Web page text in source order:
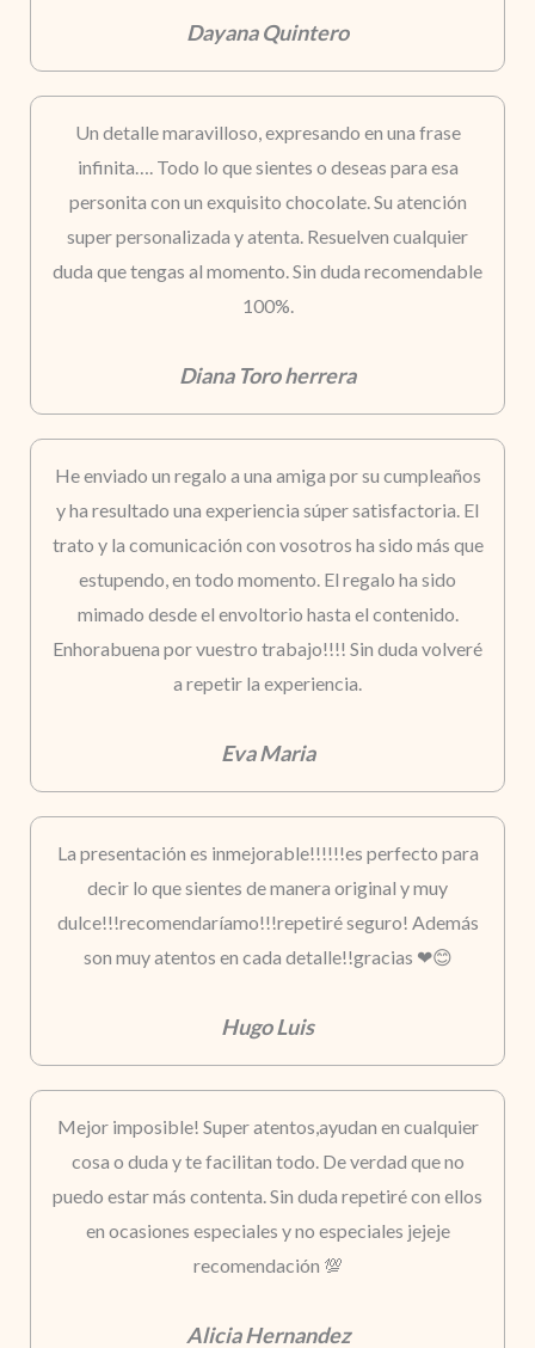
Dayana Quintero
Un detalle maravilloso, expresando en una frase
infinita…. Todo lo que sientes o deseas para esa
personita con un exquisito chocolate. Su atención
super personalizada y atenta. Resuelven cualquier
duda que tengas al momento. Sin duda recomendable
100%.
Diana Toro herrera
He enviado un regalo a una amiga por su cumpleaños
y ha resultado una experiencia súper satisfactoria. El
trato y la comunicación con vosotros ha sido más que
estupendo, en todo momento. El regalo ha sido
mimado desde el envoltorio hasta el contenido.
Enhorabuena por vuestro trabajo!!!! Sin duda volveré
a repetir la experiencia.
Eva Maria
La presentación es inmejorable!!!!!!es perfecto para
decir lo que sientes de manera original y muy
dulce!!!recomendaríamo!!!repetiré seguro! Además
son muy atentos en cada detalle!!gracias ❤😊
Hugo Luis
Mejor imposible! Super atentos,ayudan en cualquier
cosa o duda y te facilitan todo. De verdad que no
puedo estar más contenta. Sin duda repetiré con ellos
en ocasiones especiales y no especiales jejeje
recomendación 💯
Alicia Hernandez